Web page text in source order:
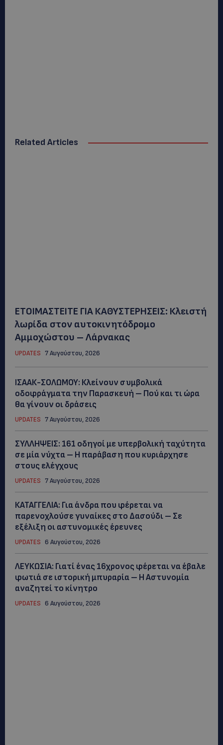
Related Articles
ΕΤΟΙΜΑΣΤΕΙΤΕ ΓΙΑ ΚΑΘΥΣΤΕΡΗΣΕΙΣ: Κλειστή
λωρίδα στον αυτοκινητόδρομο
Αμμοχώστου – Λάρνακας
UPDATES 7 Αυγούστου, 2026
ΙΣΑΑΚ-ΣΟΛΩΜΟΥ: Κλείνουν συμβολικά
οδοφράγματα την Παρασκευή – Πού και τι ώρα
θα γίνουν οι δράσεις
UPDATES 7 Αυγούστου, 2026
ΣΥΛΛΗΨΕΙΣ: 161 οδηγοί με υπερβολική ταχύτητα
σε μία νύχτα – Η παράβαση που κυριάρχησε
στους ελέγχους
UPDATES 7 Αυγούστου, 2026
ΚΑΤΑΓΓΕΛΙΑ: Για άνδρα που φέρεται να
παρενοχλούσε γυναίκες στο Δασούδι – Σε
εξέλιξη οι αστυνομικές έρευνες
UPDATES 6 Αυγούστου, 2026
ΛΕΥΚΩΣΙΑ: Γιατί ένας 16χρονος φέρεται να έβαλε
φωτιά σε ιστορική μπυραρία – Η Αστυνομία
αναζητεί το κίνητρο
UPDATES 6 Αυγούστου, 2026